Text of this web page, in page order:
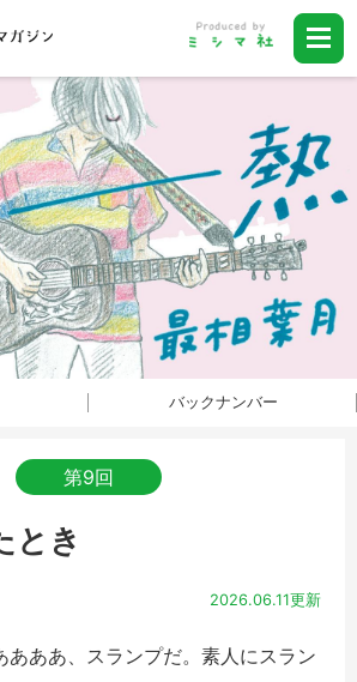
バックナンバー
第9回
とき
2026.06.11更新
ああ、スランプだ。素人にスラン